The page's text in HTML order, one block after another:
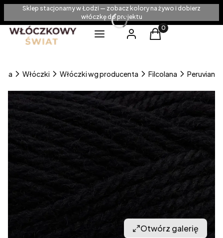
Sklep stacjonarny w Łodzi — zobacz kolory na żywo i dobierz
włóczkę do projektu
Menu
Zaloguj sięProdukty w
Koszyk
Włóczki Włóczki wg producenta Filcolana Peruvian
Otwórz galerię